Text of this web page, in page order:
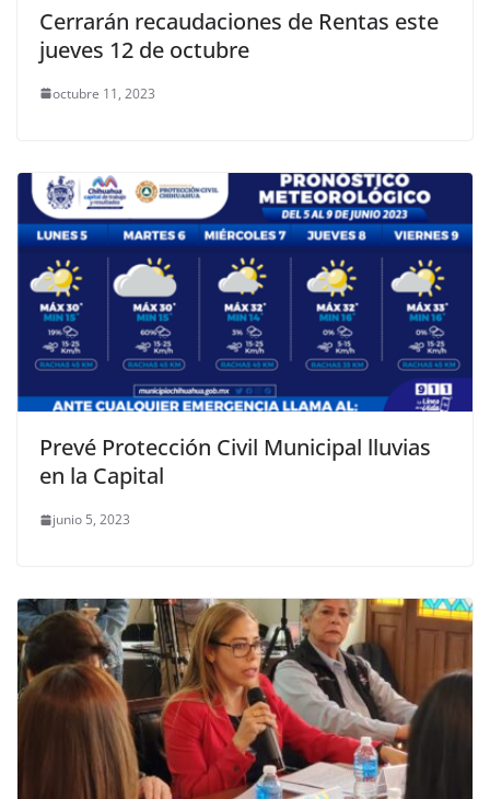
Cerrarán recaudaciones de Rentas este
jueves 12 de octubre
octubre 11, 2023
Prevé Protección Civil Municipal lluvias
en la Capital
junio 5, 2023